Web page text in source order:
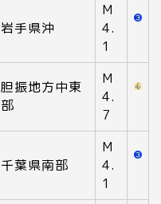
岩手県沖
M
4.
1
胆振地方中東
部
M
4.
7
千葉県南部
M
4.
1